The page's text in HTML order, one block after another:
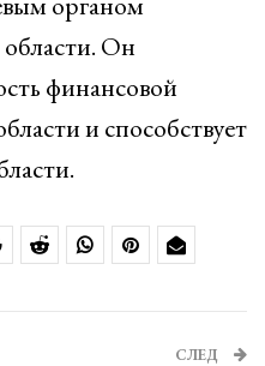
Он
финансовой
и способствует
СЛЕД